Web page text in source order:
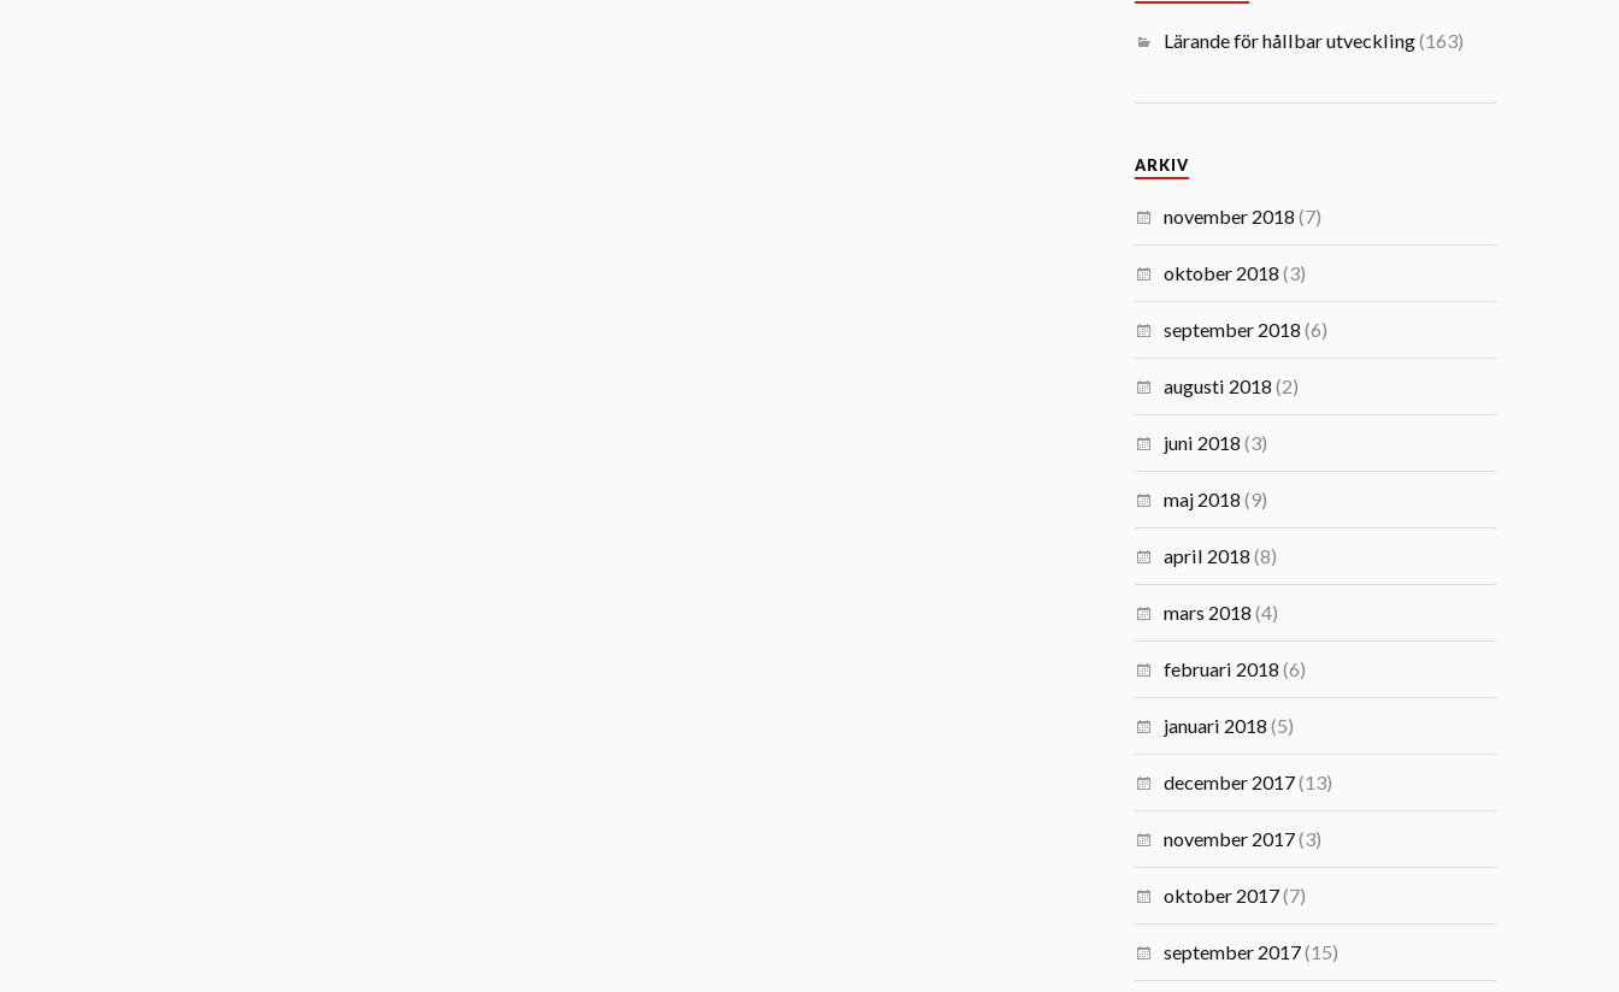
Lärande för hållbar utveckling(163)
ARKIV
november 2018 (7)
oktober 2018 (3)
september 2018 (6)
augusti 2018 (2)
juni 2018 (3)
maj 2018 (9)
april 2018 (8)
mars 2018 (4)
februari 2018 (6)
januari 2018 (5)
december 2017(13)
november 2017(3)
oktober 2017(7)
september 2017(15)